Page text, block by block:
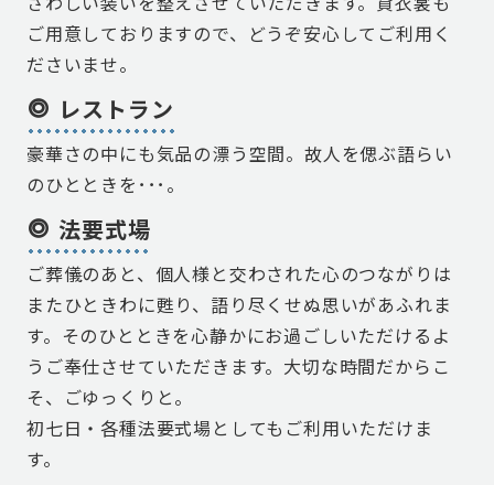
ご用意しておりますので、どうぞ安心してご利用く
ださいませ。
レストラン
豪華さの中にも気品の漂う空間。故人を偲ぶ語らい
のひとときを･･･。
法要式場
ご葬儀のあと、個人様と交わされた心のつながりは
またひときわに甦り、語り尽くせぬ思いがあふれま
す。そのひとときを心静かにお過ごしいただけるよ
うご奉仕させていただきます。大切な時間だからこ
そ、ごゆっくりと。
初七日・各種法要式場としてもご利用いただけま
す。